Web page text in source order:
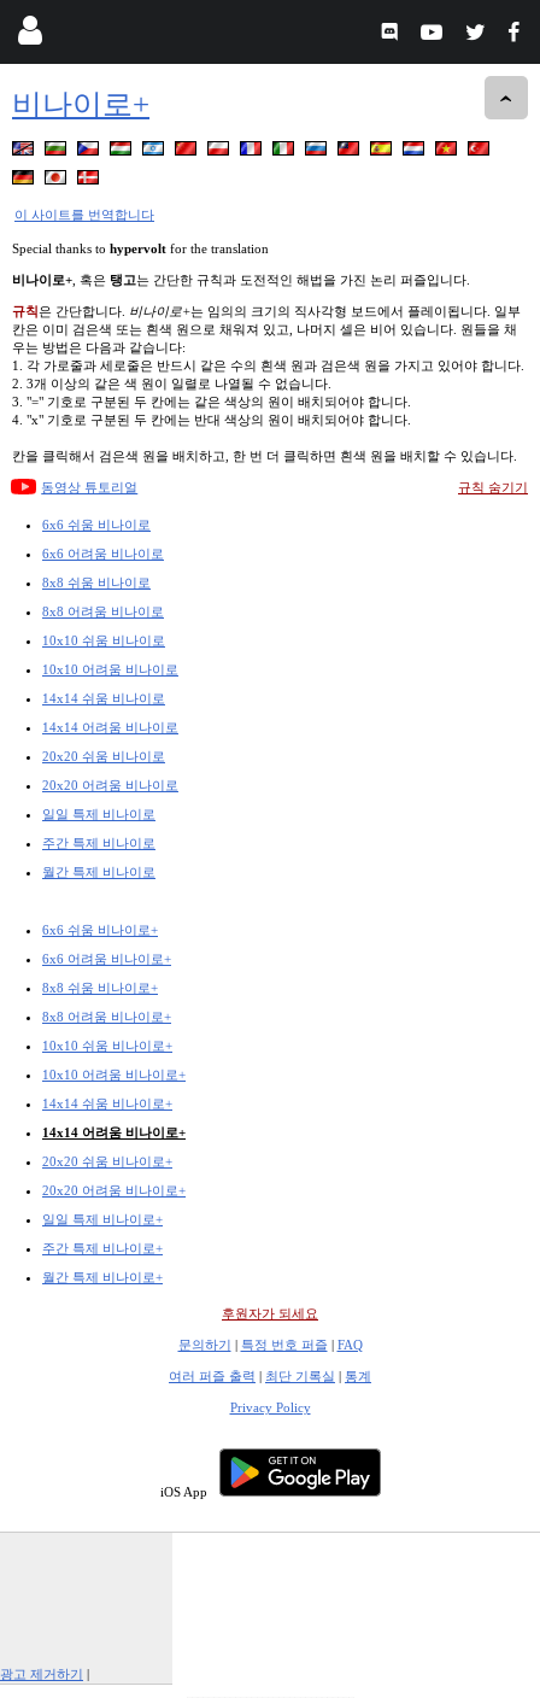
비나이로+
이 사이트를 번역합니다
Special thanks to hypervolt for the translation
비나이로+ , 혹은 탱고는 간단한 규칙과 도전적인 해법을 가진 논리 퍼즐입니다.
규칙은 간단합니다. 비나이로+는 임의의 크기의 직사각형 보드에서 플레이됩니다. 일부
칸은 이미 검은색 또는 흰색 원으로 채워져 있고, 나머지 셀은 비어 있습니다. 원들을 채
우는 방법은 다음과 같습니다:
1. 각 가로줄과 세로줄은 반드시 같은 수의 흰색 원과 검은색 원을 가지고 있어야 합니다.
2. 3개 이상의 같은 색 원이 일렬로 나열될 수 없습니다.
3. "=" 기호로 구분된 두 칸에는 같은 색상의 원이 배치되어야 합니다.
4. "x" 기호로 구분된 두 칸에는 반대 색상의 원이 배치되어야 합니다.
칸을 클릭해서 검은색 원을 배치하고, 한 번 더 클릭하면 흰색 원을 배치할 수 있습니다.
동영상 튜토리얼 규칙 숨기기
6x6 쉬움 비나이로
6x6 어려움 비나이로
8x8 쉬움 비나이로
8x8 어려움 비나이로
10x10 쉬움 비나이로
10x10 어려움 비나이로
14x14 쉬움 비나이로
14x14 어려움 비나이로
20x20 쉬움 비나이로
20x20 어려움 비나이로
일일 특제 비나이로
주간 특제 비나이로
월간 특제 비나이로
6x6 쉬움 비나이로+
6x6 어려움 비나이로+
8x8 쉬움 비나이로+
8x8 어려움 비나이로+
10x10 쉬움 비나이로+
10x10 어려움 비나이로+
14x14 쉬움 비나이로+
14x14 어려움 비나이로+
20x20 쉬움 비나이로+
20x20 어려움 비나이로+
일일 특제 비나이로+
주간 특제 비나이로+
월간 특제 비나이로+
후원자가 되세요
문의하기 | 특정 번호 퍼즐| FAQ
여러 퍼즐 출력 | 최단 기록실 | 통계
Privacy Policy
iOS App
광고 제거하기 |